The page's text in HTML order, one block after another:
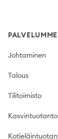
PALVELUMME
Johtaminen
Talous
Tilitoimisto
Kasvintuotanto